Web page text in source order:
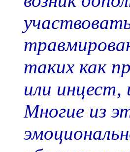
таких как
или инцест,
Многие из